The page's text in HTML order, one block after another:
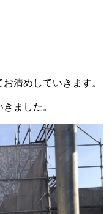
清めしていきます。
ました。